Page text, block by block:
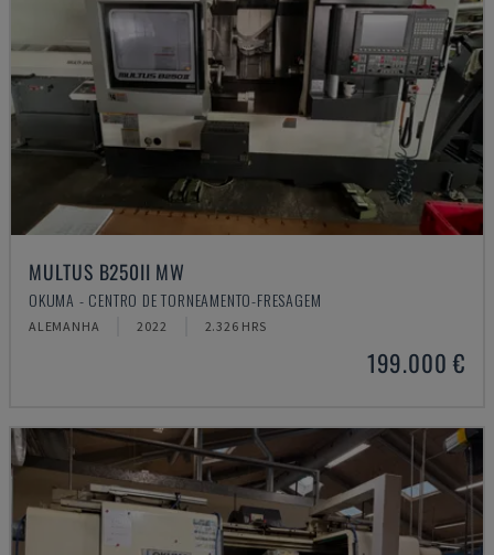
MULTUS B250II MW
OKUMA - CENTRO DE TORNEAMENTO-FRESAGEM
ALEMANHA 2022 2.326 HRS
199.000 €